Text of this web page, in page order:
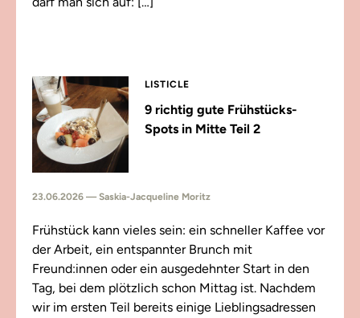
LISTICLE
9 richtig gute Frühstücks-
Spots in Mitte Teil 2
23.06.2026 — Saskia-Jacqueline Moritz
Frühstück kann vieles sein: ein schneller Kaffee vor
der Arbeit, ein entspannter Brunch mit
Freund:innen oder ein ausgedehnter Start in den
Tag, bei dem plötzlich schon Mittag ist. Nachdem
wir im ersten Teil bereits einige Lieblingsadressen